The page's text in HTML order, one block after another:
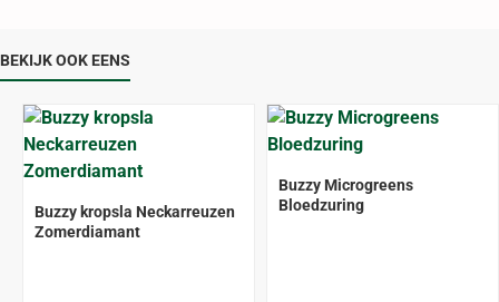
BEKIJK OOK EENS
Buzzy kropsla Neckarreuzen
Zomerdiamant
Buzzy Microgreens
Bloedzuring